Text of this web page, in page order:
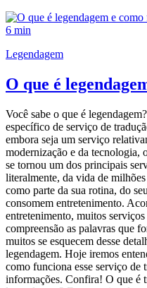
6 min
Legendagem
O que é
Você sabe o que é
específico de serviço de
embora seja um serviço
modernização e da tecnologia,
se tornou um dos principais
literalmente, da vida de
como parte da sua rotina, do
consomem entretenimento.
entretenimento, muitos
compreensão as palavras que
muitos se esquecem desse
legendagem. Hoje iremos
como funciona esse serviço de
informações. Confira! O que é